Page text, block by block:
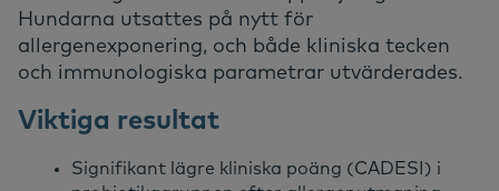
Hundarna utsattes på nytt för
allergenexponering, och både kliniska tecken
och immunologiska parametrar utvärderades.
Viktiga resultat
Signifikant lägre kliniska poäng (CADESI) i